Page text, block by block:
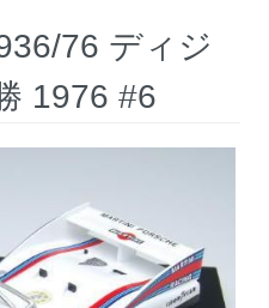
76 ディジ
1976 #6